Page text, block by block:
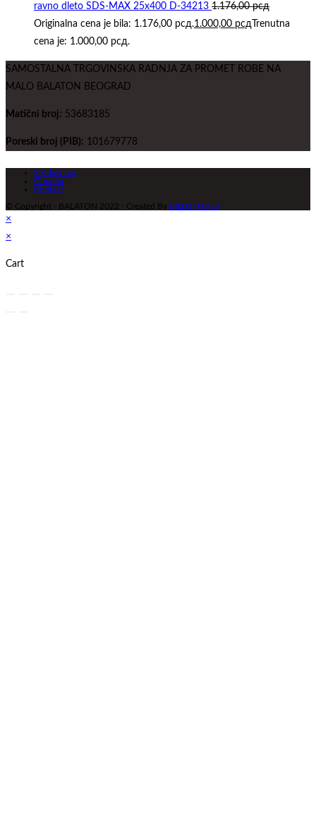
ravno dleto SDS-MAX 25x400 D-34213 1.176,00рсд
Originalna cena je bila: 1.176,00 рсд.1.000,00 рсд Trenutna
cena je: 1.000,00 рсд.
SAMOSTALNA TRGOVINSKA RADNJA ZA PROMET ROBE NA
MALO BALATON BEOGRAD
Matični broj: 53683185
Poreski broj (PIB): 101679778
Prodavnica
O nama
Kontakt
© Copyright - BALATON 2022 - Created By BILDSTUDIO
×
×
Cart